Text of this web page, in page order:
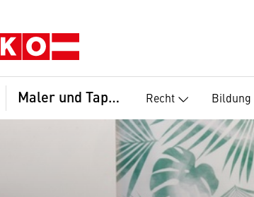
Maler und Tapezierer, Bundesinnung Recht Bildung